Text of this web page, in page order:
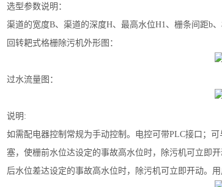
选型参数说明：
渠道的宽度B、渠道的深度H、最高水位H1、栅条间距b
回转耙式格栅除污机外形图：
过水流量图：
说明:
如需配电器控制常规为手动控制。电控可带PLC接口；
塞，使栅前水位达设定的事故高水位时，除污机可立即
后水位差达设定的事故高水位时，除污机可立即开动。用